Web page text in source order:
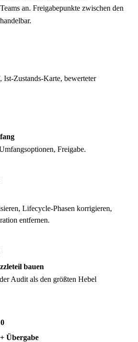
an. Freigabepunkte zwischen den
Zustands-Karte, bewerteter
Freigabe.
Lifecycle-Phasen korrigieren,
entfernen.
bauen
Audit als den größten Hebel
Übergabe